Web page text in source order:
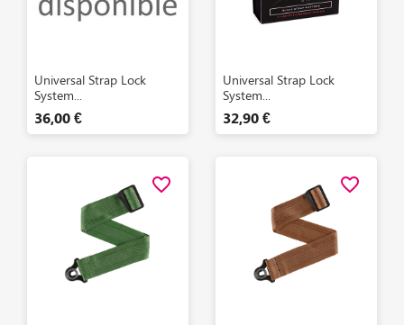
 Aperçu rapide
Universal Strap Lock
System...
36,00 €
 Aperçu rapide
Universal Strap Lock
System...
32,90 €
favorite_border favorite_border